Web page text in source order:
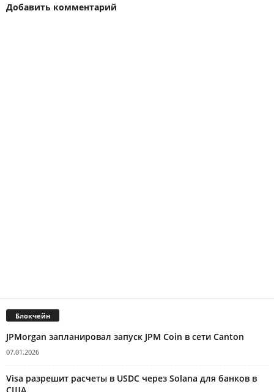
Добавить комментарий
Блокчейн
JPMorgan запланировал запуск JPM Coin в сети Canton
07.01.2026
Visa разрешит расчеты в USDC через Solana для банков в
США